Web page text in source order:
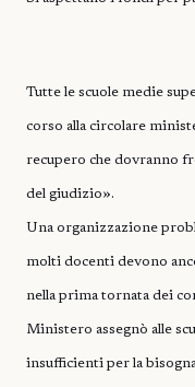
Tutte le scuole medie
corso alla circolare
recupero che dovranno
del giudizio».
Una organizzazione
molti docenti devono
nella prima tornata dei
Ministero assegnò alle
insufficienti per la